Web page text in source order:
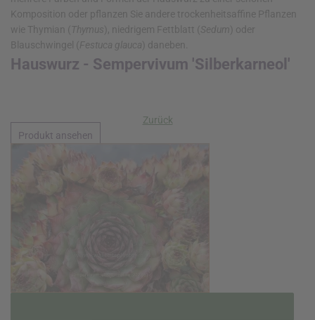
Komposition oder pflanzen Sie andere trockenheitsaffine Pflanzen
wie Thymian ( Thymus ), niedrigem Fettblatt ( Sedum ) oder
Blauschwingel ( Festuca glauca ) daneben.
Hauswurz - Sempervivum 'Silberkarneol'
Zurück
Produkt ansehen